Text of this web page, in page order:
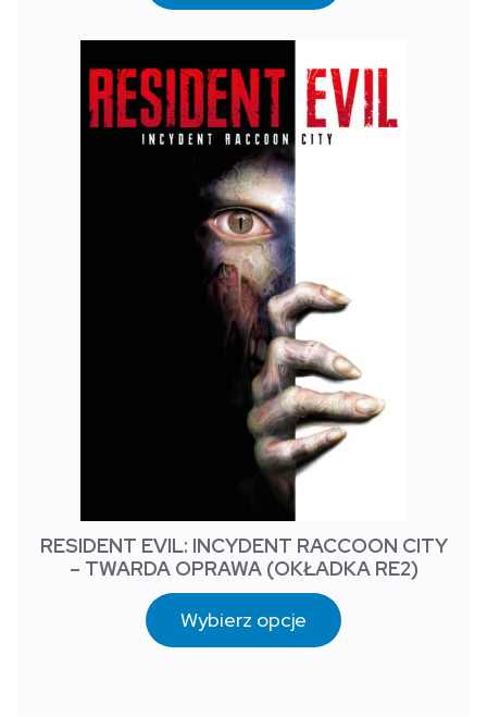
RESIDENT EVIL: INCYDENT RACCOON CITY
– TWARDA OPRAWA (OKŁADKA RE2)
Wybierz opcje